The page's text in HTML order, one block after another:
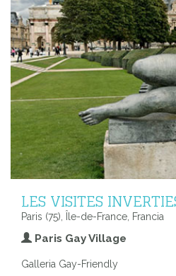
LES VISITES
Paris (75), Île-de-France, Francia
Paris Gay Village
Galleria Gay-Friendly